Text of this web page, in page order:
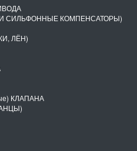
СИЛЬФОННЫЕ КОМПЕНСАТОРЫ)
ЛЁН)
КЛАПАНА